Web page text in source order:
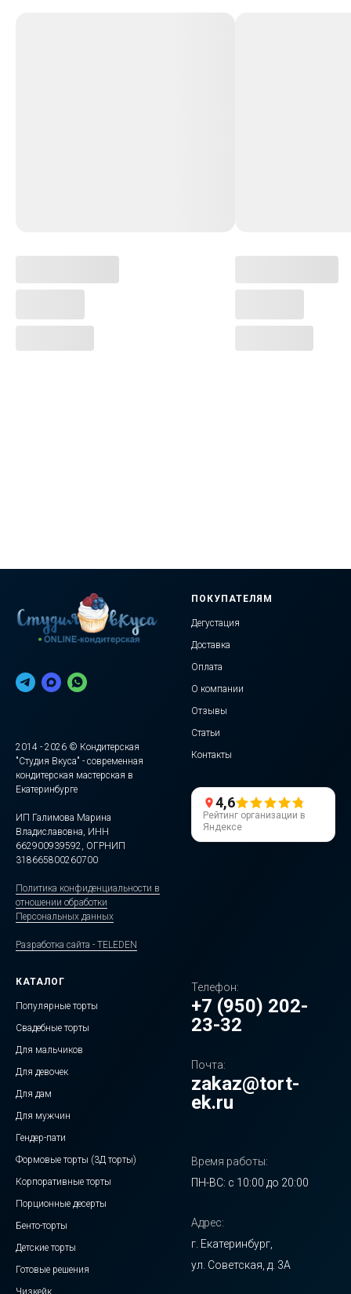
2014 - 2026 © Кондитерская
"Студия Вкуса" - современная
кондитерская мастерская в
Екатеринбурге
ИП Галимова Марина
Владиславовна, ИНН
662900939592, ОГРНИП
318665800260700
Политика конфиденциальности в
отношении обработки
Персональных данных
Разработка сайта - TELEDEN
ПОКУПАТЕЛЯМ
Дегустация
Доставка
Оплата
О компании
Отзывы
Статьи
Контакты
4,6
Рейтинг организации в
Яндексе
КАТАЛОГ
Популярные торты
Свадебные торты
Для мальчиков
Для девочек
Для дам
Для мужчин
Гендер-пати
Формовые торты (3Д торты)
Корпоративные торты
Порционные десерты
Бенто-торты
Детские торты
Готовые решения
Чизкейк
Телефон:
+7 (950) 202-
23-32
Почта:
zakaz@tort-
ek.ru
Время работы:
ПН-ВС: с 10:00 до 20:00
Адрес:
г. Екатеринбург,
ул. Советская, д. 3А